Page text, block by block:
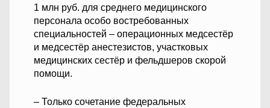
1 млн руб. для среднего медицинского
персонала особо востребованных
специальностей – операционных медсестёр
и медсестёр анестезистов, участковых
медицинских сестёр и фельдшеров скорой
помощи.
– Только сочетание федеральных